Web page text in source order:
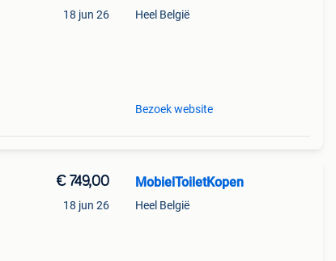
18 jun 26 Heel België
Bezoek website
€ 749,00
18 jun 26
MobielToiletKopen
Heel België